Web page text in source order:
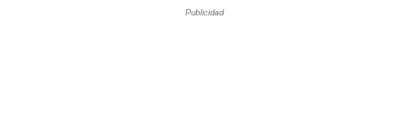
Publicidad